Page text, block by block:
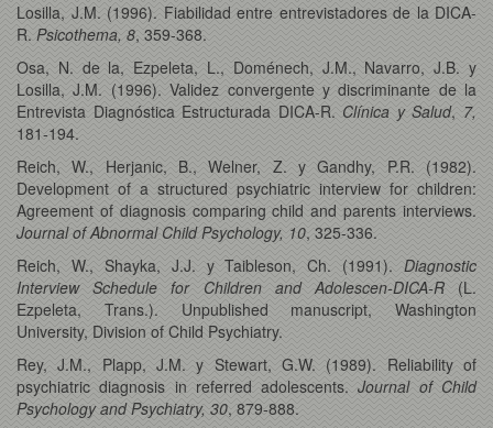
Losilla, J.M. (1996). Fiabilidad entre entrevistadores de la DICA-
R. Psicothema, 8, 359-368.
Osa, N. de la, Ezpeleta, L., Doménech, J.M., Navarro, J.B. y
Losilla, J.M. (1996). Validez convergente y discriminante de la
Entrevista Diagnóstica Estructurada DICA-R. Clínica y Salud, 7,
181-194.
Reich, W., Herjanic, B., Welner, Z. y Gandhy, P.R. (1982).
Development of a structured psychiatric interview for children:
Agreement of diagnosis comparing child and parents interviews.
Journal of Abnormal Child Psychology, 10, 325-336.
Reich, W., Shayka, J.J. y Taibleson, Ch. (1991). Diagnostic
Interview Schedule for Children and Adolescen-DICA-R(L.
Ezpeleta, Trans.). Unpublished manuscript, Washington
University, Division of Child Psychiatry.
Rey, J.M., Plapp, J.M. y Stewart, G.W. (1989). Reliability of
psychiatric diagnosis in referred adolescents.Journal of Child
Psychology and Psychiatry, 30, 879-888.